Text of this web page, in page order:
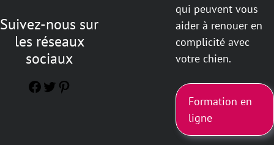
Suivez-nous sur
les réseaux
sociaux
Facebook
TwitterPinterest
qui peuvent vous
aider à renouer en
complicité avec
votre chien.
Formation en
ligne